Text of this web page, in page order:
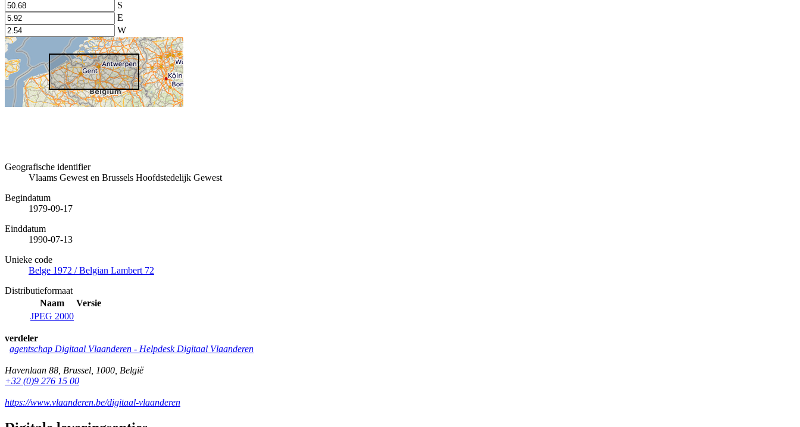
S
E
W
Geografische identifier
Vlaams Gewest en Brussels Hoofdstedelijk Gewest
Begindatum
1979-09-17
Einddatum
1990-07-13
Unieke code
Belge 1972 / Belgian Lambert 72
Distributieformaat
Naam
Versie
JPEG 2000
verdeler
agentschap Digitaal Vlaanderen - Helpdesk Digitaal Vlaanderen
Havenlaan 88 Brussel 1000 België
+32 (0)9 276 15 00
https://www.vlaanderen.be/digitaal-vlaanderen